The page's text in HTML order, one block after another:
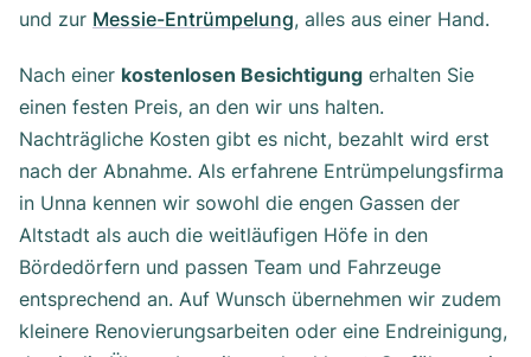
und zur Messie-Entrümpelung, alles aus einer Hand.
Nach einer kostenlosen Besichtigung erhalten Sie
einen festen Preis, an den wir uns halten.
Nachträgliche Kosten gibt es nicht, bezahlt wird erst
nach der Abnahme. Als erfahrene Entrümpelungsfirma
in Unna kennen wir sowohl die engen Gassen der
Altstadt als auch die weitläufigen Höfe in den
Bördedörfern und passen Team und Fahrzeuge
entsprechend an. Auf Wunsch übernehmen wir zudem
kleinere Renovierungsarbeiten oder eine Endreinigung,